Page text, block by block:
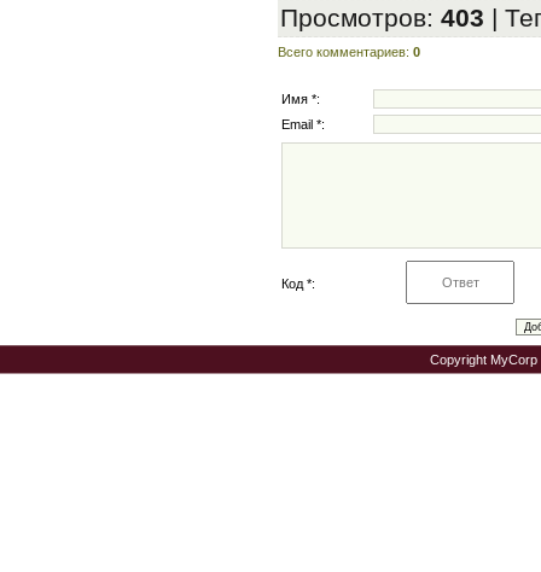
Просмотров: 403 |
Всего комментариев: 0
Имя *:
Email *:
Код *:
Copyright MyCorp